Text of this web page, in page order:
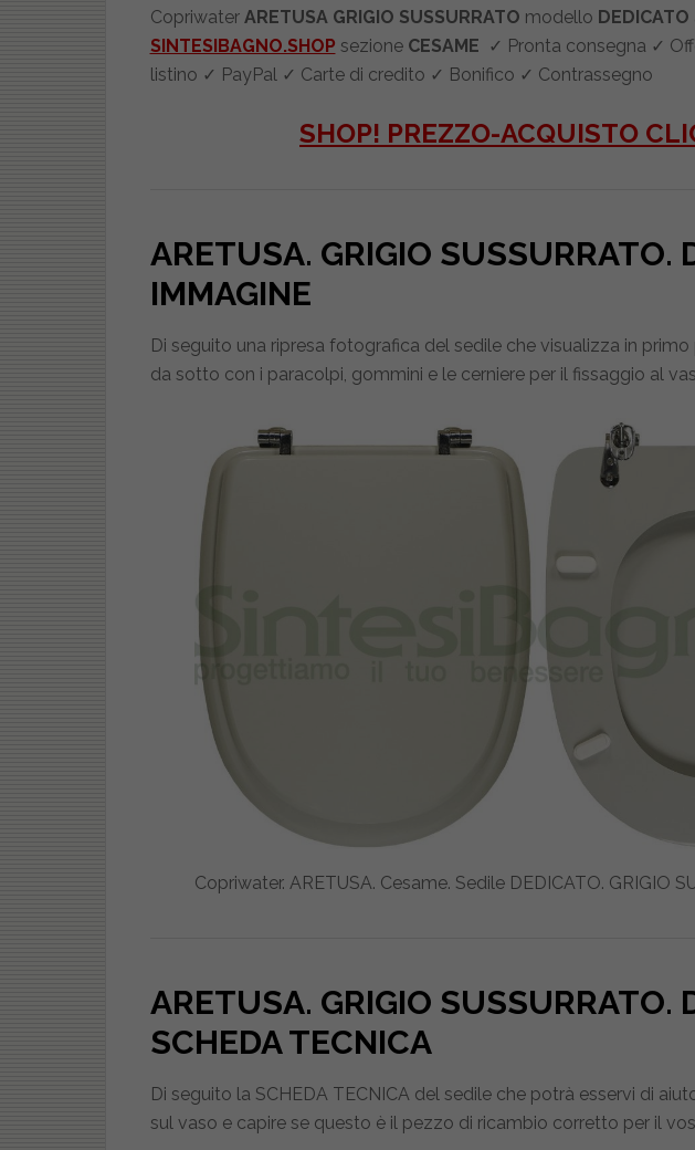
Copriwater ARETUSA GRIGIO SUSSURRATO modello DEDICATO
SINTESIBAGNO.SHOP sezione CESAME ✓ Pronta consegna ✓
listino ✓ PayPal ✓ Carte di credito ✓ Bonifico ✓ Contrassegno
SHOP! PREZZO-ACQUISTO
ARETUSA. GRIGIO SUSSURRATO.
IMMAGINE
Di seguito una ripresa fotografica del sedile che visualizza in
da sotto con i paracolpi, gommini e le cerniere per il fissaggio al
Copriwater. ARETUSA. Cesame. Sedile DEDICATO. GRIGIO
ARETUSA. GRIGIO SUSSURRATO.
SCHEDA TECNICA
Di seguito la SCHEDA TECNICA del sedile che potrà esservi di
sul vaso e capire se questo è il pezzo di ricambio corretto per il